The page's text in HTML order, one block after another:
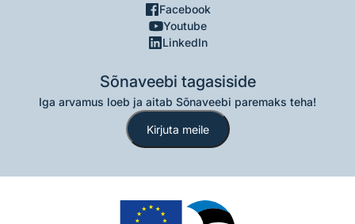
Facebook
Youtube
LinkedIn
Sõnaveebi tagasiside
Iga arvamus loeb ja aitab Sõnaveebi paremaks teha!
Kirjuta meile